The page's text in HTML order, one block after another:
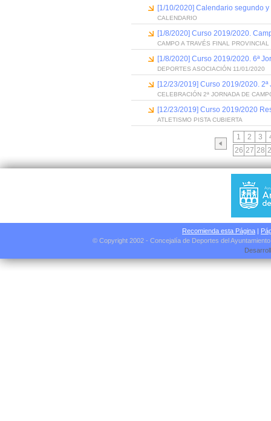
[1/10/2020] Calendario segundo
CALENDARIO
[1/8/2020] Curso 2019/2020.
CAMPO A TRAVÉS FINAL PROVINCIAL
[1/8/2020] Curso 2019/2020. 6ª
DEPORTES ASOCIACIÓN 11/01/2020
[12/23/2019] Curso 2019/2020.
CELEBRACIÓN 2ª JORNADA DE
[12/23/2019] Curso 2019/2020
ATLETISMO PISTA CUBIERTA
1 2 3
26 27 28
Recomienda esta Página |
© Copyright 2002 - Concejalía de Deportes del